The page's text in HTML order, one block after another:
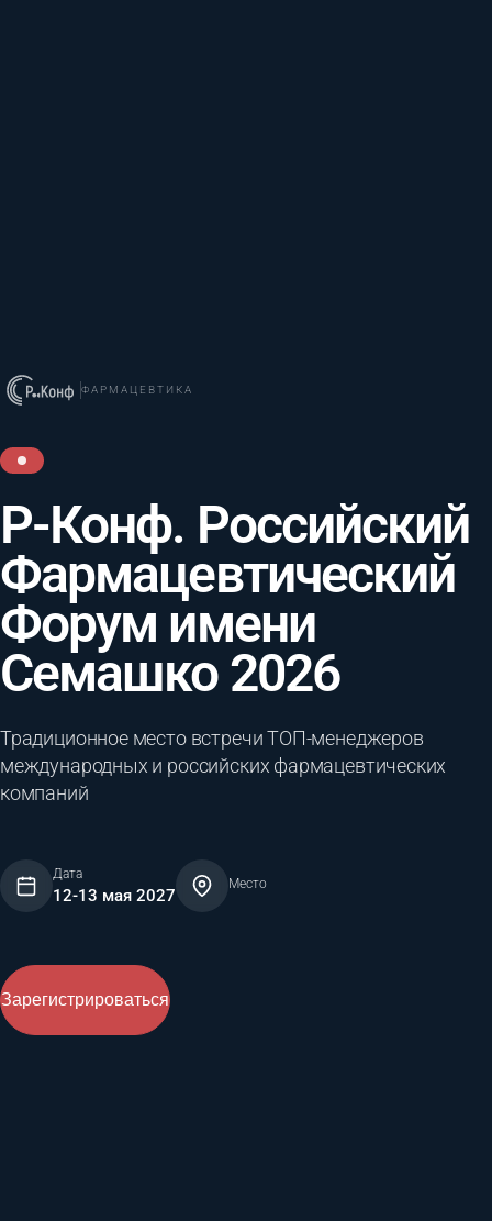
ФАРМАЦЕВТИКА
Р-Конф. Российский
Фармацевтический
Форум имени
Семашко 2026
Традиционное место встречи ТОП-менеджеров
международных и российских фармацевтических
компаний
Дата
12-13 мая 2027
Место
Зарегистрироваться